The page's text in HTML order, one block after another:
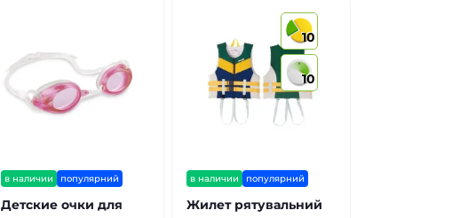
в наличии популярний
Детские очки для
10
10
в наличии популярний
Жилет рятувальний